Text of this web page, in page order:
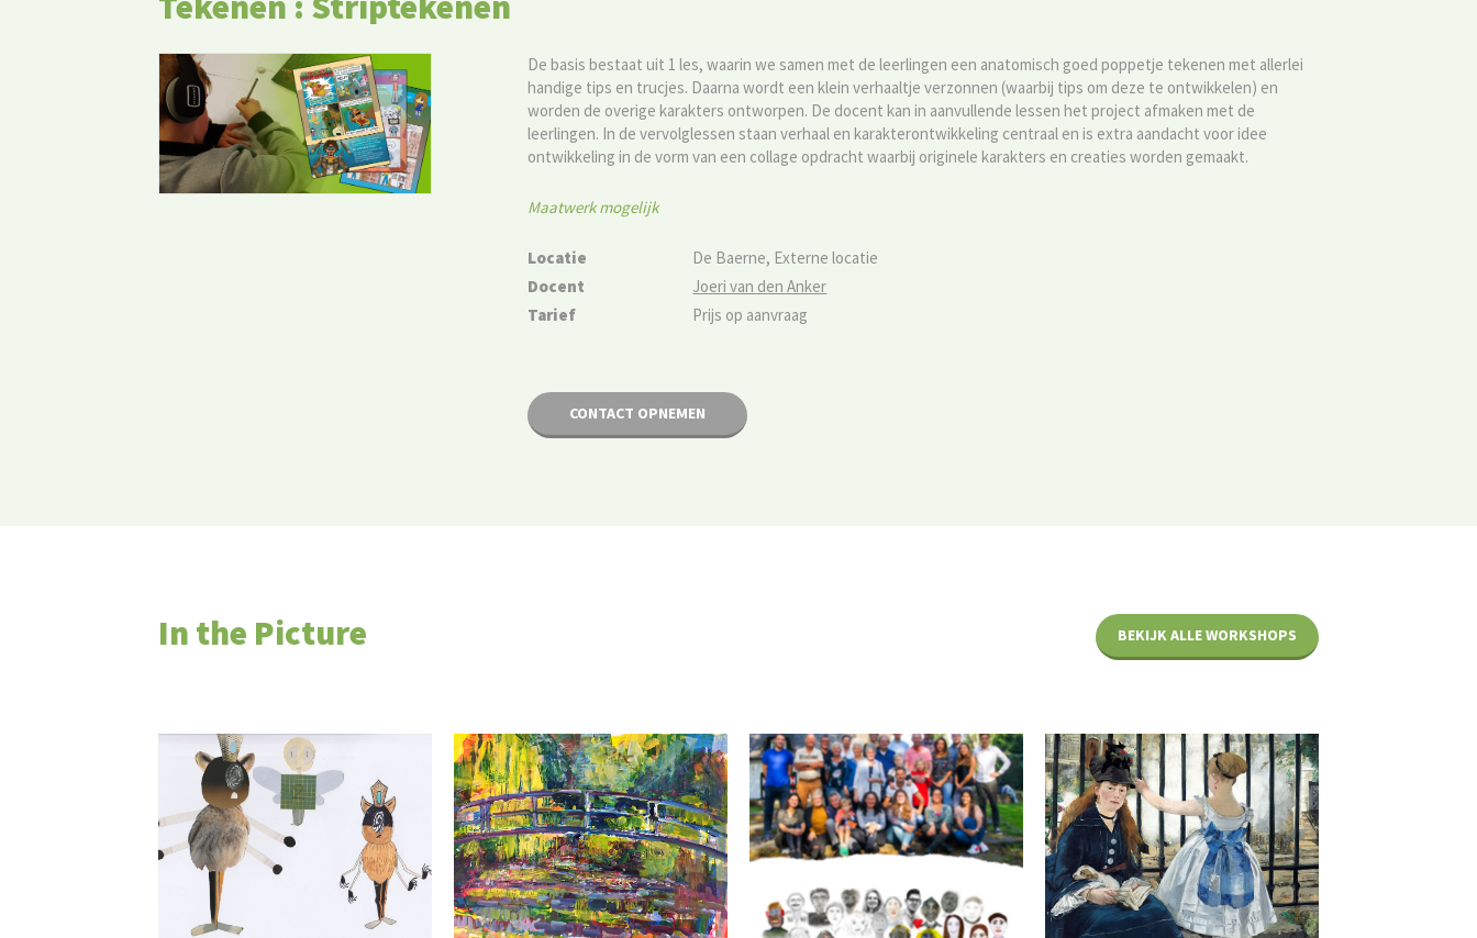
De basis bestaat uit 1 les, waarin we samen met de leerlingen een anatomisch goed poppetje tekenen met allerlei
handige tips en trucjes. Daarna wordt een klein verhaaltje verzonnen (waarbij tips om deze te ontwikkelen) en
worden de overige karakters ontworpen. De docent kan in aanvullende lessen het project afmaken met de
leerlingen. In de vervolglessen staan verhaal en karakterontwikkeling centraal en is extra aandacht voor idee
ontwikkeling in de vorm van een collage opdracht waarbij originele karakters en creaties worden gemaakt.
Maatwerk mogelijk
Locatie
De Baerne, Externe locatie
Docent
Joeri van den Anker
Tarief
Prijs op aanvraag
CONTACT OPNEMEN
In the Picture BEKIJK ALLE WORKSHOPS